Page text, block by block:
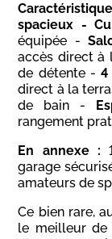
spacieux -
équipée -
accès direct à
de détente - 4
direct à la
de bain -
rangement
En annexe :
garage
amateurs de
Ce bien rare,
le meilleur de